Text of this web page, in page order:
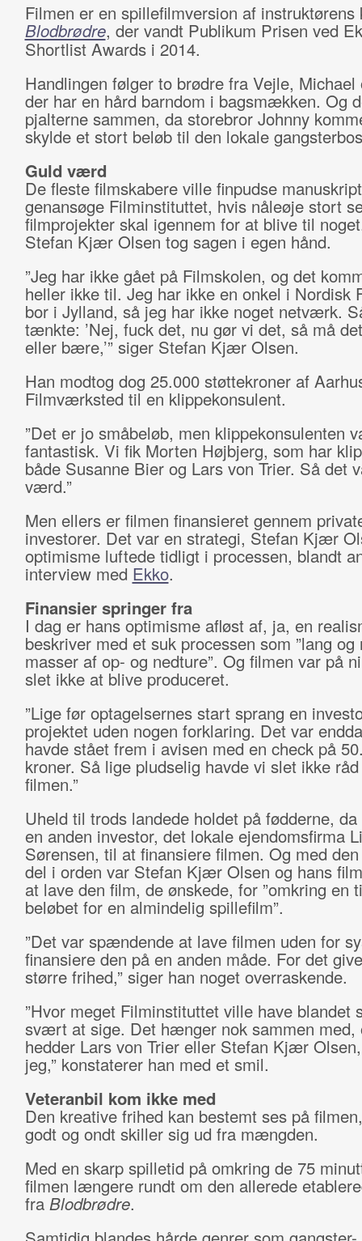
Filmen er en spillefilmversion af instruktørens
Blodbrødre, der vandt Publikum Prisen ved
Shortlist Awards i 2014.
Handlingen følger to brødre fra Vejle, Michael
der har en hård barndom i bagsmækken. Og
pjalterne sammen, da storebror Johnny
skylde et stort beløb til den lokale
Guld værd
De fleste filmskabere ville finpudse
genansøge Filminstituttet, hvis nåleøje stort
filmprojekter skal igennem for at blive til
Stefan Kjær Olsen tog sagen i egen hånd.
”Jeg har ikke gået på Filmskolen, og det
heller ikke til. Jeg har ikke en onkel i Nordisk
bor i Jylland, så jeg har ikke noget netværk.
tænkte: ’Nej, fuck det, nu gør vi det, så må
eller bære,’” siger Stefan Kjær Olsen.
Han modtog dog 25.000 støttekroner af
Filmværksted til en klippekonsulent.
”Det er jo småbeløb, men klippekonsulenten
fantastisk. Vi fik Morten Højbjerg, som har
både Susanne Bier og Lars von Trier. Så det
værd.”
Men ellers er filmen finansieret gennem
investorer. Det var en strategi, Stefan Kjær
optimisme luftede tidligt i processen, blandt
interview med Ekko.
Finansier springer fra
I dag er hans optimisme afløst af, ja, en
beskriver med et suk processen som ”lang og
masser af op- og nedture”. Og filmen var på
slet ikke at blive produceret.
”Lige før optagelsernes start sprang en
projektet uden nogen forklaring. Det var
havde stået frem i avisen med en check på
kroner. Så lige pludselig havde vi slet ikke
filmen.”
Uheld til trods landede holdet på fødderne,
en anden investor, det lokale ejendomsfirma
Sørensen, til at finansiere filmen. Og med
del i orden var Stefan Kjær Olsen og hans
at lave den film, de ønskede, for ”omkring en
beløbet for en almindelig spillefilm”.
”Det var spændende at lave filmen uden for
finansiere den på en anden måde. For det
større frihed,” siger han noget overraskende.
”Hvor meget Filminstituttet ville have blandet
svært at sige. Det hænger nok sammen med,
hedder Lars von Trier eller Stefan Kjær
jeg,” konstaterer han med et smil.
Veteranbil kom ikke med
Den kreative frihed kan bestemt ses på
godt og ondt skiller sig ud fra mængden.
Med en skarp spilletid på omkring de 75
filmen længere rundt om den allerede
fra Blodbrødre.